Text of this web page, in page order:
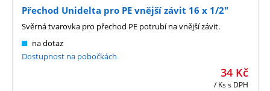
Přechod Unidelta pro PE vnější závit 16 x 1/2"
34 Kč
/ Kss DPH
na dotaz
Dostupnost na pobočkách
Svěrná tvarovka pro přechod PE potrubí na vnější závit.